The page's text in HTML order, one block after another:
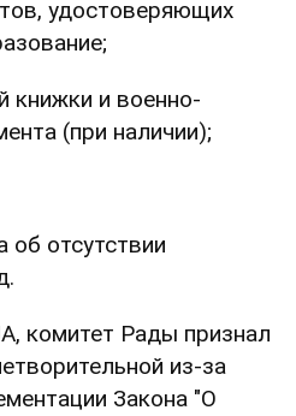
удостоверяющих
книжки и военно-
(при наличии);
об отсутствии
комитет Рады признал
из-за
Закона "О